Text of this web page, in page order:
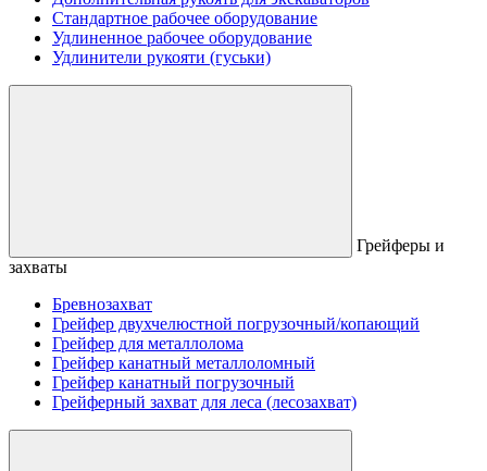
Стандартное рабочее оборудование
Удлиненное рабочее оборудование
Удлинители рукояти (гуськи)
Грейферы и
захваты
Бревнозахват
Грейфер двухчелюстной погрузочный/копающий
Грейфер для металлолома
Грейфер канатный металлоломный
Грейфер канатный погрузочный
Грейферный захват для леса (лесозахват)